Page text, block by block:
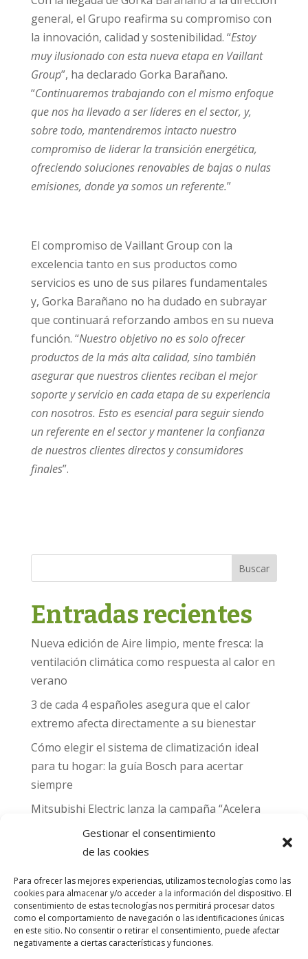
Gestionar el consentimiento
de las cookies
Para ofrecer las mejores experiencias, utilizamos tecnologías como las
cookies para almacenar y/o acceder a la información del dispositivo. El
consentimiento de estas tecnologías nos permitirá procesar datos
como el comportamiento de navegación o las identificaciones únicas
en este sitio. No consentir o retirar el consentimiento, puede afectar
negativamente a ciertas características y funciones.
general, el Grupo reafirma su compromiso con
la innovación, calidad y sostenibilidad. “Estoy
muy ilusionado con esta nueva etapa en Vaillant
Group”, ha declarado Gorka Barañano.
“Continuaremos trabajando con el mismo enfoque
que nos ha llevado a ser líderes en el sector, y,
sobre todo, mantendremos intacto nuestro
compromiso de liderar la transición energética,
ofreciendo soluciones renovables de bajas o nulas
emisiones, donde ya somos un referente.”
El compromiso de Vaillant Group con la
excelencia tanto en sus productos como
servicios es uno de sus pilares fundamentales
y, Gorka Barañano no ha dudado en subrayar
que continuará reforzando ambos en su nueva
función. “Nuestro objetivo no es solo ofrecer
productos de la más alta calidad, sino también
asegurar que nuestros clientes reciban el mejor
soporte y servicio en cada etapa de su experiencia
con nosotros. Esto es esencial para seguir siendo
un referente en el sector y mantener la confianza
de nuestros clientes directos y consumidores
finales”.
Buscar
Entradas recientes
Nueva edición de Aire limpio, mente fresca: la
ventilación climática como respuesta al calor en
verano
3 de cada 4 españoles asegura que el calor
extremo afecta directamente a su bienestar
Cómo elegir el sistema de climatización ideal
para tu hogar: la guía Bosch para acertar
siempre
Mitsubishi Electric lanza la campaña “Acelera
hacia MADRID 2026” y premia con entradas
para el Gran Premio de Fórmula 1 de Madrid
sello CO₂ Nulo: confort real, salud y
descarbonización en una sola vivienda
Comentarios